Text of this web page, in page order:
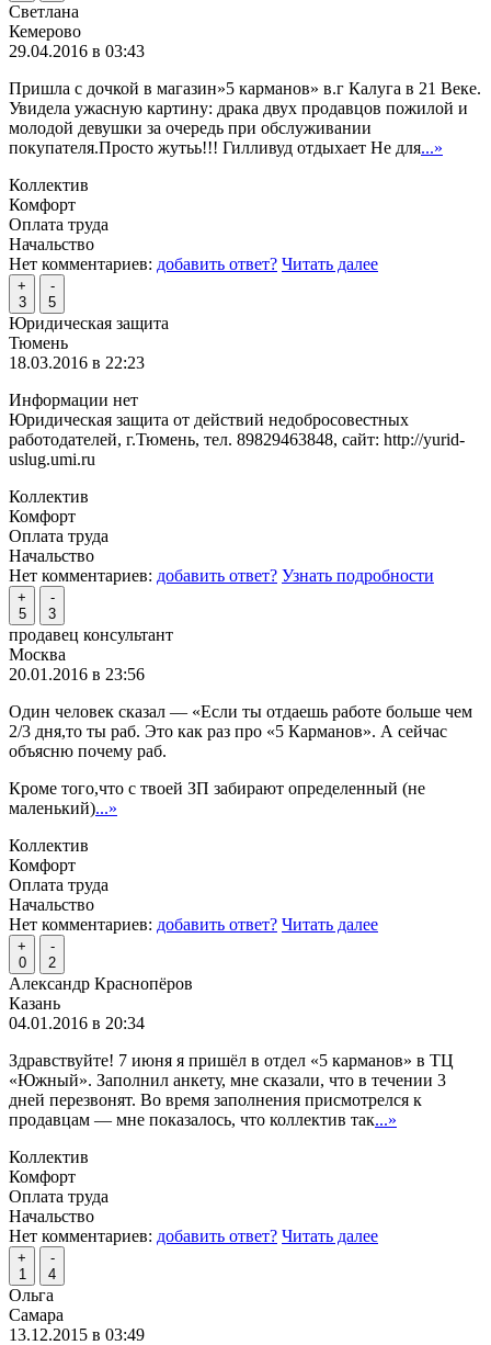
Светлана
Кемерово
29.04.2016 в 03:43
Пришла с дочкой в магазин»5 карманов» в.г Калуга в 21 Веке.
Увидела ужасную картину: драка двух продавцов пожилой и
молодой девушки за очередь при обслуживании
покупателя.Просто жутьь!!! Гилливуд отдыхает Не для...»
Коллектив
Комфорт
Оплата труда
Начальство
Нет комментариев: добавить ответ? Читать далее
+
3
-
5
Юридическая защита
Тюмень
18.03.2016 в 22:23
Информации нет
Юридическая защита от действий недобросовестных
работодателей, г.Тюмень, тел. 89829463848, сайт: http://yurid-
uslug.umi.ru
Коллектив
Комфорт
Оплата труда
Начальство
Нет комментариев: добавить ответ? Узнать подробности
+
5
-
3
продавец консультант
Москва
20.01.2016 в 23:56
Один человек сказал — «Если ты отдаешь работе больше чем
2/3 дня,то ты раб. Это как раз про «5 Карманов». А сейчас
объясню почему раб.
Кроме того,что с твоей ЗП забирают определенный (не
маленький)...»
Коллектив
Комфорт
Оплата труда
Начальство
Нет комментариев: добавить ответ? Читать далее
+
0
-
2
Александр Краснопёров
Казань
04.01.2016 в 20:34
Здравствуйте! 7 июня я пришёл в отдел «5 карманов» в ТЦ
«Южный». Заполнил анкету, мне сказали, что в течении 3
дней перезвонят. Во время заполнения присмотрелся к
продавцам — мне показалось, что коллектив так...»
Коллектив
Комфорт
Оплата труда
Начальство
Нет комментариев: добавить ответ? Читать далее
+
1
-
4
Ольга
Самара
13.12.2015 в 03:49